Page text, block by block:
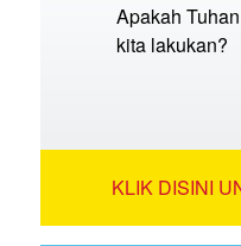
Apakah
kita lakukan?
KLIK DISINI